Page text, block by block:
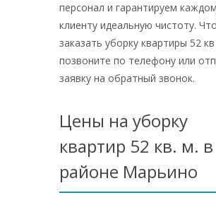
персонал и гарантируем
клиенту идеальную чистоту.
заказать уборку квартиры 52
позвоните по телефону или
заявку на обратный звонок.
Цены на уборку
квартир 52 кв. м. в
районе Марьино